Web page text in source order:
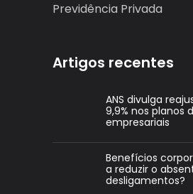
Previdência Privada
Artigos recentes
ANS divulga
9,9% nos planos
empresariais
Benefícios
a reduzir o
desligamentos?